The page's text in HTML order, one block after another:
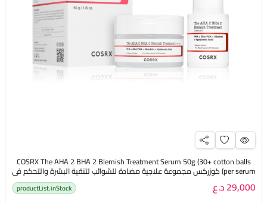
COSRX The AHA 2 BHA 2 Blemish Treatment Serum 50g (30+ cotton balls
per serum) كوزركس مجموعة علاجية مضادة للشوائب لتنقية البشرة والتحكم في
29,000 د.ع productList.inStock